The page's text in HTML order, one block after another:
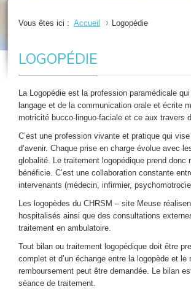
Vous êtes ici : Accueil Logopédie
LOGOPÉDIE
La Logopédie est la profession paramédicale
langage et de la communication orale et écrite
motricité bucco-linguo-faciale et ce aux travers
C’est une profession vivante et pratique qui
d’avenir. Chaque prise en charge évolue avec
globalité. Le traitement logopédique prend
bénéficie. C’est une collaboration constante
intervenants (médecin, infirmier,
Les logopèdes du CHRSM – site Meuse
hospitalisés ainsi que des consultations
traitement en ambulatoire.
Tout bilan ou traitement logopédique doit être
complet et d’un échange entre la logopède et
remboursement peut être demandée. Le bilan
séance de traitement.